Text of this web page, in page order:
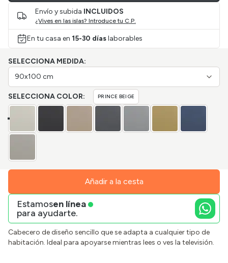
Envío y subida INCLUIDOS
¿Vives en las islas? Introduce tu C.P.
En tu casa en 15-30 díaslaborables
SELECCIONA MEDIDA:
90x100 cm
SELECCIONA COLOR: PRINCE BEIGE
Añadir a la cesta
Estamosen línea
para ayudarte.
Cabecero de diseño sencillo que se adapta a cualquier tipo de
habitación. Ideal para apoyarse mientras lees o ves la televisión.